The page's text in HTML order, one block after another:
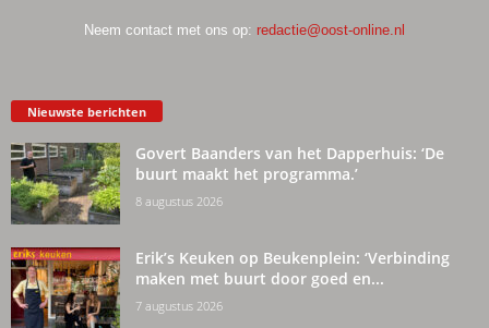
Neem contact met ons op: redactie@oost-online.nl
Nieuwste berichten
Govert Baanders van het Dapperhuis: ‘De
buurt maakt het programma.’
8 augustus 2026
Erik’s Keuken op Beukenplein: ‘Verbinding
maken met buurt door goed en...
7 augustus 2026